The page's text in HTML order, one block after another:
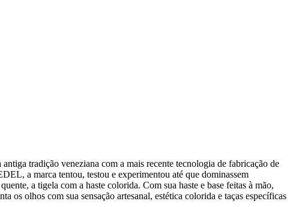
tradição veneziana com a mais recente tecnologia de fabricação de
a marca tentou, testou e experimentou até que dominassem
a tigela com a haste colorida. Com sua haste e base feitas à mão,
os olhos com sua sensação artesanal, estética colorida e taças específicas